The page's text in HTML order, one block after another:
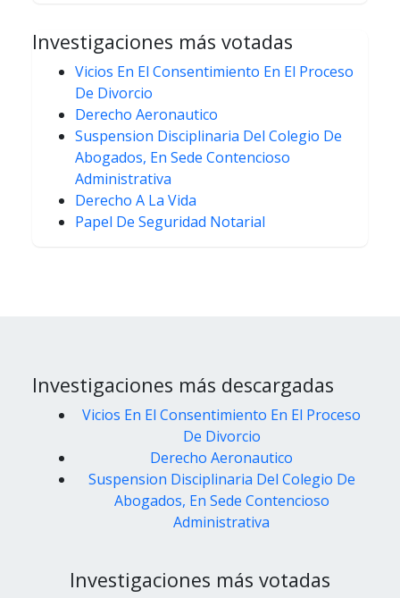
Investigaciones más votadas
Vicios En El Consentimiento En El Proceso
De Divorcio
Derecho Aeronautico
Suspension Disciplinaria Del Colegio De
Abogados, En Sede Contencioso
Administrativa
Derecho A La Vida
Papel De Seguridad Notarial
Investigaciones más descargadas
Vicios En El Consentimiento En El Proceso
De Divorcio
Derecho Aeronautico
Suspension Disciplinaria Del Colegio De
Abogados, En Sede Contencioso
Administrativa
Investigaciones más votadas